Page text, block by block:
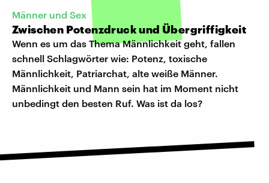
Männer und Sex
Zwischen Potenzdruck und Übergriffigkeit
Wenn es um das Thema Männlichkeit geht, fallen
schnell Schlagwörter wie: Potenz, toxische
Männlichkeit, Patriarchat, alte weiße Männer.
Männlichkeit und Mann sein hat im Moment nicht
unbedingt den besten Ruf. Was ist da los?